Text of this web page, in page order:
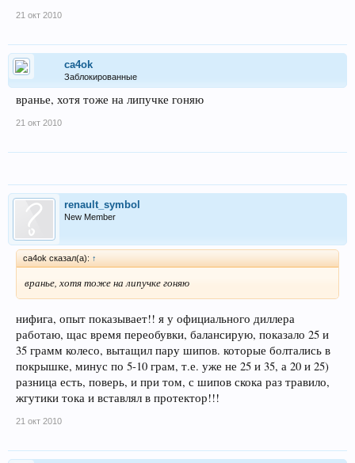
21 окт 2010
ca4ok
Заблокированные
вранье, хотя тоже на липучке гоняю
21 окт 2010
renault_symbol
New Member
ca4ok сказал(а): ↑
вранье, хотя тоже на липучке гоняю
нифига, опыт показывает!! я у официального диллера
работаю, щас время переобувки, балансирую, показало 25 и
35 грамм колесо, вытащил пару шипов. которые болтались в
покрышке, минус по 5-10 грам, т.е. уже не 25 и 35, а 20 и 25)
разница есть, поверь, и при том, с шипов скока раз травило,
жгутики тока и вставлял в протектор!!!
21 окт 2010